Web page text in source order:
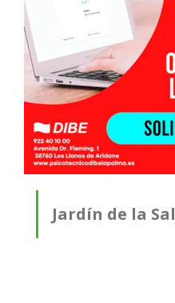
Jardín de la Sal